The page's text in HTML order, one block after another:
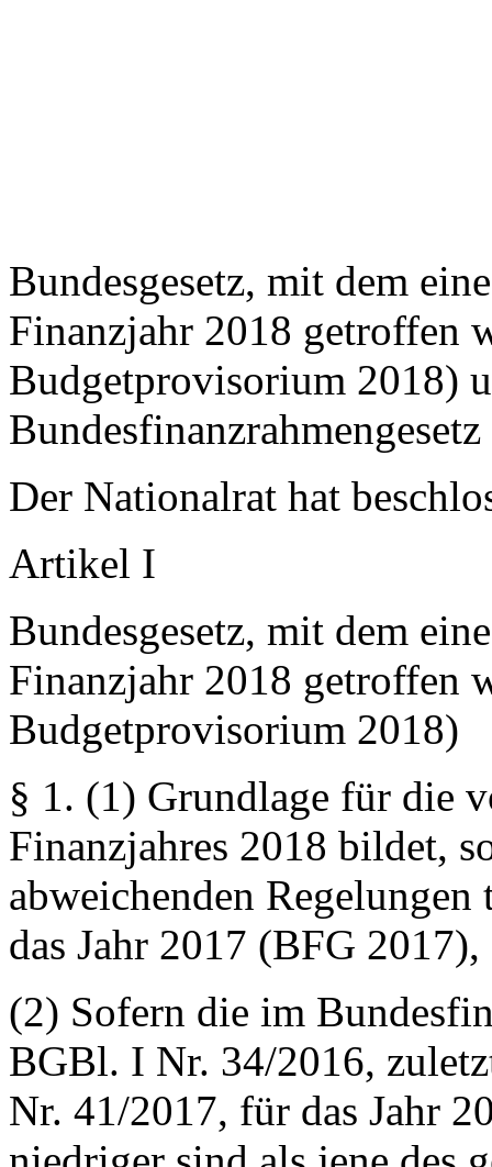
Bundesgesetz, mit dem
Finanzjahr 2018 getroffen
Budgetprovisorium 2018)
Der Nationalrat hat
Artikel I
Bundesgesetz, mit dem
Finanzjahr 2018 getroffen
Budgetprovisorium 2018)
§ 1. (1) Grundlage für die
Finanzjahres 2018 bildet,
abweichenden
das Jahr 2017 (BFG
(2) Sofern die im
BGBl. I Nr. 34/2016,
Nr. 41/2017, für das Jahr